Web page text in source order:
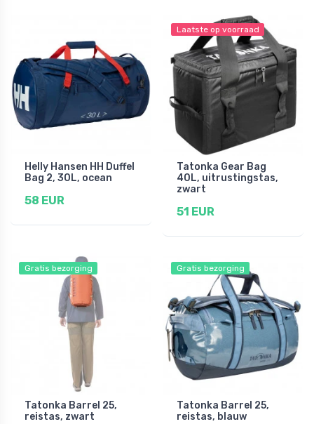
Helly Hansen HH Duffel
Bag 2, 30L, ocean
58 EUR
Laatste op voorraad
Tatonka Gear Bag
40L, uitrustingstas,
zwart
51 EUR
Gratis bezorging
Tatonka Barrel 25,
reistas, zwart
Gratis bezorging
Tatonka Barrel 25,
reistas, blauw